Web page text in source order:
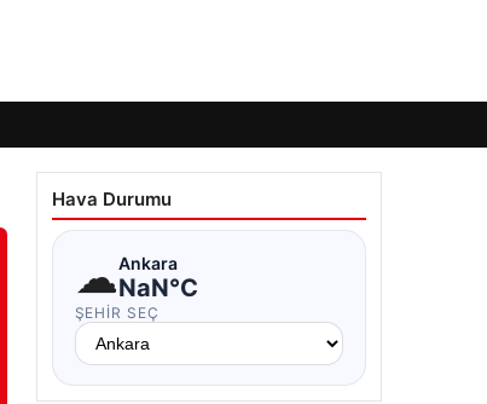
Hava Durumu
☁Ankara
NaN°C
ŞEHIR SEÇ